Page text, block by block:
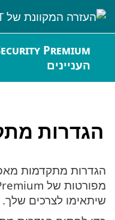
העניינים
הגדרות
הגדרות מתקדמות
שיתאימו לצרכים שלך.